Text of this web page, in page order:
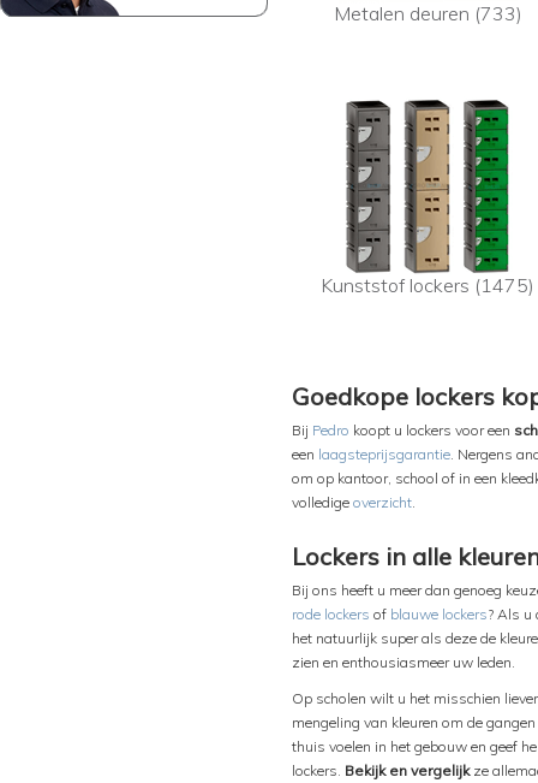
Metalen deuren (733)
Kunststof lockers (1475)
Goedkope lockers
Bij Pedro koopt u lockers voor een
een laagsteprijsgarantie. Nergens
om op kantoor, school of in een
volledige overzicht.
Lockers in alle
Bij ons heeft u meer dan genoeg
rode lockers of blauwe lockers? Als u
het natuurlijk super als deze de
zien en enthousiasmeer uw leden.
Op scholen wilt u het misschien
mengeling van kleuren om de
thuis voelen in het gebouw en geef
lockers. Bekijk en vergelijkze